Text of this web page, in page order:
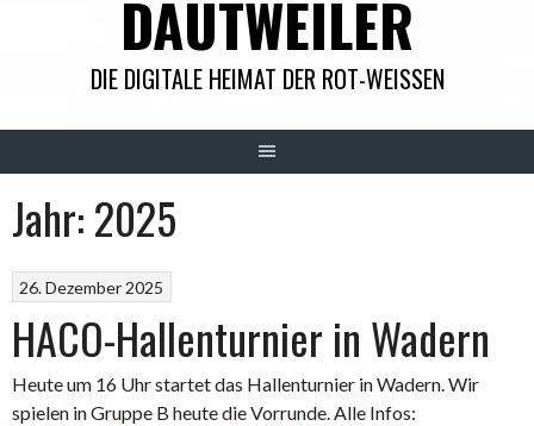
DAUTWEILER
DIE DIGITALE HEIMAT DER ROT-WEISSEN
Jahr:2025
26. Dezember 2025
HACO-Hallenturnier in Wadern
Heute um 16 Uhr startet das Hallenturnier in Wadern. Wir
spielen in Gruppe B heute die Vorrunde. Alle Infos: